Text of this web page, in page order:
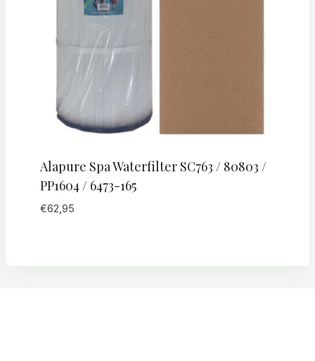
Alapure Spa Waterfilter SC763 / 80803 /
PP1604 / 6473-165
€62,95